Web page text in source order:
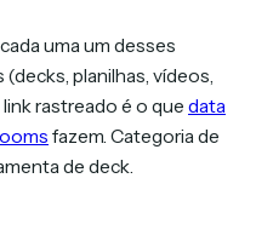
uma um desses
planilhas, vídeos,
rastreado é o que data
fazem. Categoria de
de deck.